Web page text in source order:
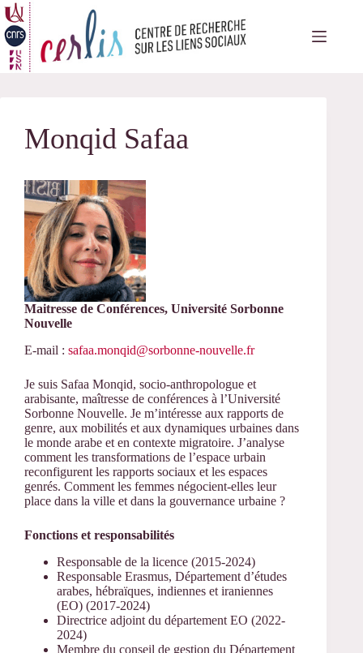
Passer
au
contenu
Monqid Safaa
Maitresse de Conférences, Université Sorbonne
Nouvelle
E-mail : safaa.monqid@sorbonne-nouvelle.fr
Je suis Safaa Monqid, socio-anthropologue et
arabisante, maîtresse de conférences à l’Université
Sorbonne Nouvelle. Je m’intéresse aux rapports de
genre, aux mobilités et aux dynamiques urbaines dans
le monde arabe et en contexte migratoire. J’analyse
comment les transformations de l’espace urbain
reconfigurent les rapports sociaux et les espaces
genrés. Comment les femmes négocient-elles leur
place dans la ville et dans la gouvernance urbaine ?
Fonctions et responsabilités
Responsable de la licence (2015-2024)
Responsable Erasmus, Département d’études
arabes, hébraïques, indiennes et iraniennes
(EO) (2017-2024)
Directrice adjoint du département EO (2022-
2024)
Membre du conseil de gestion du Département